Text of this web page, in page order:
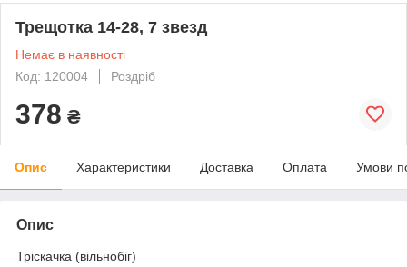
Трещотка 14-28, 7 звезд
Немає в наявності
Код: 120004
Роздріб
378 ₴
Опис Характеристики Доставка Оплата Умови
Опис
Тріскачка (вільнобіг)